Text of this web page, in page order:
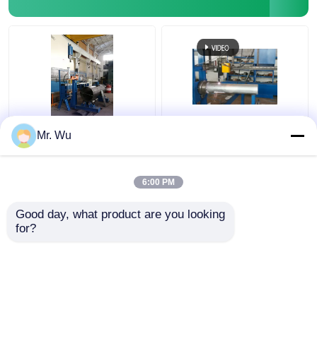
Πρότυπο 680/2000
Cnc 2000mm ελαφριά
πόρτα κοπή μηχανή
Mr. Wu
6:00 PM
Good day, what product are you looking
for?